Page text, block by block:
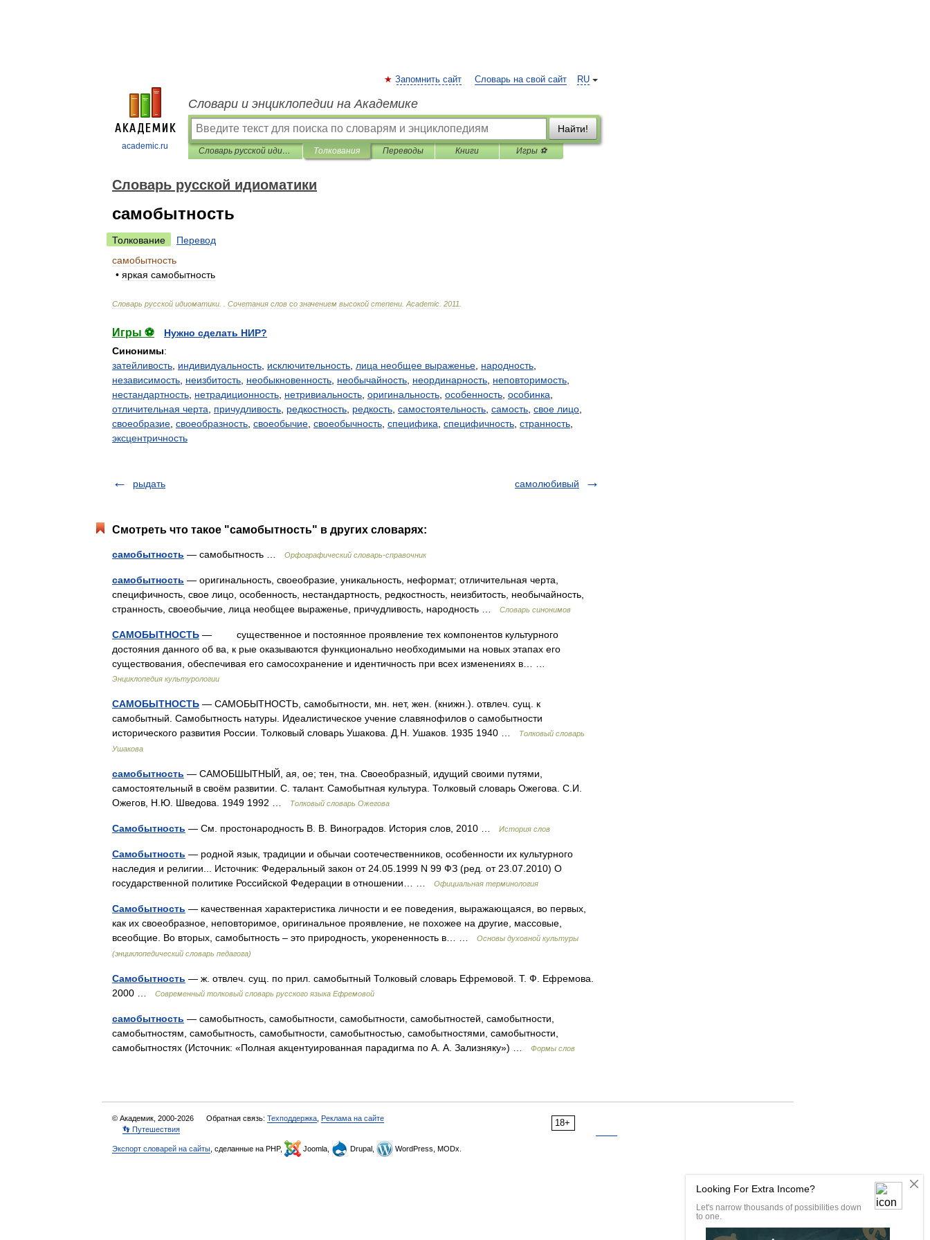
academic.ru
RU
Запомнить сайт Словарь на свой сайт
Словари и энциклопедии на Академике
Найти!
Словарь русской идиоматики Толкования Переводы Книги Игры ⚽
Словарь русской идиоматики
самобытность
Толкование
Перевод
самобытность
• яркая самобытность
Словарь русской идиоматики Сочетания слов со значением высокой степени Academic 2011
Игры ⚽
Нужно сделать НИР?
Синонимы:
затейливость индивидуальность исключительность лица необщее выраженье народность
независимость неизбитость необыкновенность необычайность неординарность неповторимость
нестандартность нетрадиционность нетривиальность оригинальность особенность особинка
отличительная черта
причудливость редкостность редкость самостоятельность самость свое лицо
своеобразие своеобразность своеобычие своеобычность специфика специфичность странность
эксцентричность
рыдать самолюбивый
Смотреть что такое "самобытность" в других словарях:
самобытность — самобытность … Орфографический словарь-справочник
самобытность — оригинальность, своеобразие, уникальность, неформат; отличительная черта,
специфичность, свое лицо, особенность, нестандартность, редкостность, неизбитость, необычайность,
странность, своеобычие, лица необщее выраженье, причудливость, народность …
Словарь синонимов
САМОБЫТНОСТЬ — существенное и постоянное проявление тех компонентов культурного
достояния данного об ва, к рые оказываются функционально необходимыми на новых этапах его
существования, обеспечивая его самосохранение и идентичность при всех изменениях в… …
Энциклопедия культурологии
САМОБЫТНОСТЬ — САМОБЫТНОСТЬ, самобытности, мн. нет, жен. (книжн.). отвлеч. сущ. к
самобытный. Самобытность натуры. Идеалистическое учение славянофилов о самобытности
исторического развития России. Толковый словарь Ушакова. Д.Н. Ушаков. 1935 1940 …
Толковый словарь
Ушакова
самобытность — САМОБШЫТНЫЙ, ая, ое; тен, тна. Своеобразный, идущий своими путями,
самостоятельный в своём развитии. С. талант. Самобытная культура. Толковый словарь Ожегова. С.И.
Ожегов, Н.Ю. Шведова. 1949 1992 …
Толковый словарь Ожегова
Самобытность — См. простонародность В. В. Виноградов. История слов, 2010 … История слов
Самобытность — родной язык, традиции и обычаи соотечественников, особенности их культурного
наследия и религии... Источник: Федеральный закон от 24.05.1999 N 99 ФЗ (ред. от 23.07.2010) О
государственной политике Российской Федерации в отношении… …
Официальная терминология
Самобытность — качественная характеристика личности и ее поведения, выражающаяся, во первых,
как их своеобразное, неповторимое, оригинальное проявление, не похожее на другие, массовые,
всеобщие. Во вторых, самобытность – это природность, укорененность в… …
Основы духовной культуры
(энциклопедический словарь педагога)
Самобытность — ж. отвлеч. сущ. по прил. самобытный Толковый словарь Ефремовой. Т. Ф. Ефремова.
2000 …
Современный толковый словарь русского языка Ефремовой
самобытность — самобытность, самобытности, самобытности, самобытностей, самобытности,
самобытностям, самобытность, самобытности, самобытностью, самобытностями, самобытности,
самобытностях (Источник: «Полная акцентуированная парадигма по А. А. Зализняку») …
Формы слов
18+
© Академик, 2000-2026 Обратная связь: Техподдержка Реклама на сайте
👣 Путешествия
Экспорт словарей на сайты , сделанные на PHP, Joomla, Drupal, WordPress, MODx.